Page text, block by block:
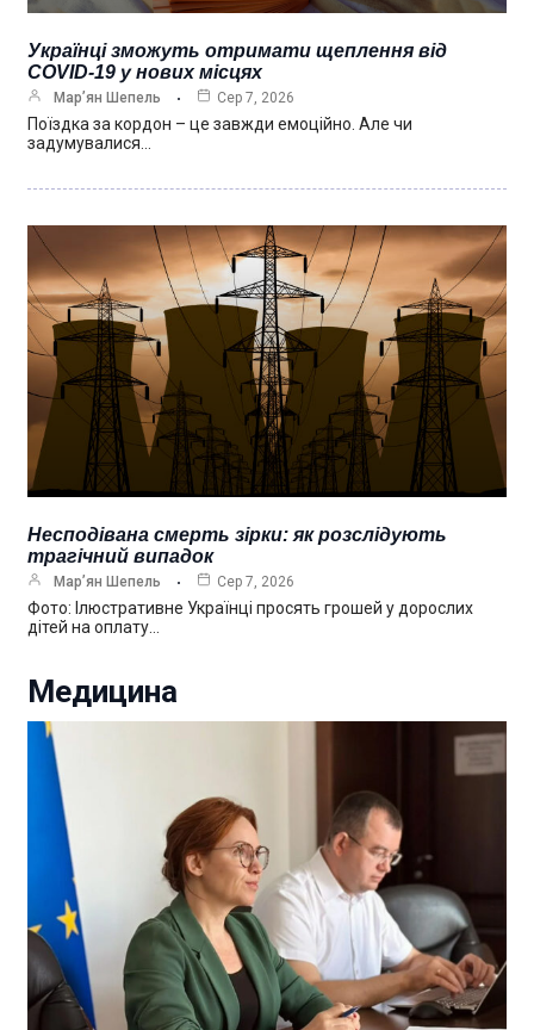
Українці зможуть отримати щеплення від
COVID-19 у нових місцях
Мар’ян Шепель Сер 7, 2026
Поїздка за кордон – це завжди емоційно. Але чи
задумувалися…
Несподівана смерть зірки: як розслідують
трагічний випадок
Мар’ян Шепель Сер 7, 2026
Фото: Ілюстративне Українці просять грошей у дорослих
дітей на оплату…
Медицина